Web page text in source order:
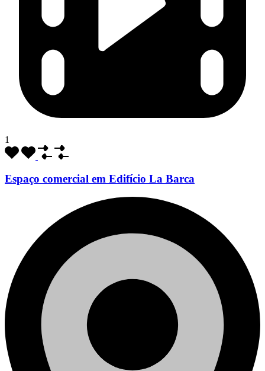
1
Espaço comercial em Edifício La Barca